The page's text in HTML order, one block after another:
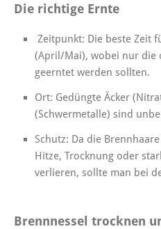
Die richtige Ernte
Zeitpunkt: Die beste Zeit
(April/Mai), wobei nur die
geerntet werden sollten.
Ort: Gedüngte Äcker
(Schwermetalle) sind
Schutz: Da die
Hitze, Trocknung oder
verlieren, sollte man bei
Brennnessel trocknen